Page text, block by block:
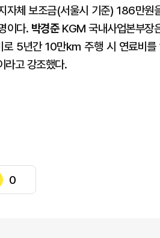
자체 보조금(서울시 기준) 186만원
이다. 박경준KGM 국내사업본부장
로 5년간 10만km 주행 시 연료비
라고 강조했다.
0